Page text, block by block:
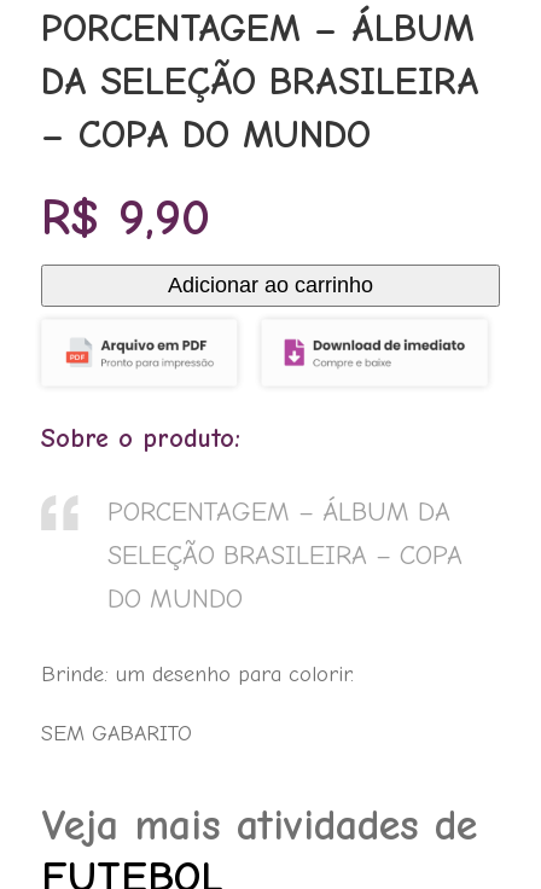
PORCENTAGEM – ÁLBUM
DA SELEÇÃO BRASILEIRA
– COPA DO MUNDO
R$ 9,90
PORCENTAGEM
ÁLBUM
SELEÇÃO
-
Adicionar ao carrinho
Sobre o produto:
PORCENTAGEM – ÁLBUM DA
SELEÇÃO BRASILEIRA – COPA
DO MUNDO
Brinde: um desenho para colorir.
SEM GABARITO
Veja mais atividades de
FUTEBOL